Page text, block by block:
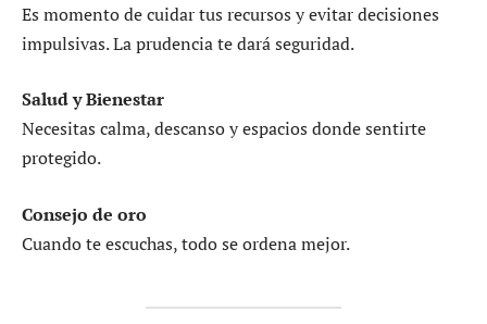
Es momento de cuidar tus recursos y evitar decisiones
impulsivas. La prudencia te dará seguridad.
Salud y Bienestar
Necesitas calma, descanso y espacios donde sentirte
protegido.
Consejo de oro
Cuando te escuchas, todo se ordena mejor.